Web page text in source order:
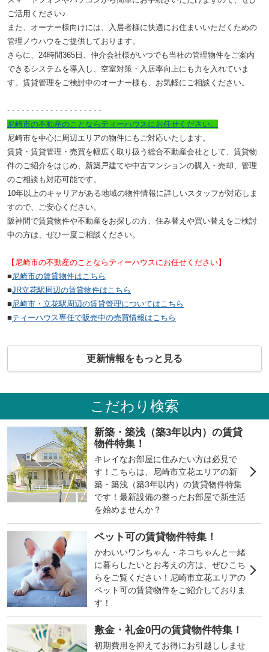
ご活用ください♪
また、オーナー様向けには、入居者様に快適にお住まいいただくための
管理ノウハウをご提供しております。
さらに、24時間365日、仲介会社様がいつでも当社の管理物件をご案内
できるシステムを導入し、空室対策・入居率向上にも力を入れていま
す。 賃貸管理をご検討中のオーナー様も、お気軽にご相談ください。
- - - - - - - - - - - - - - - - - - - -
尼崎市の不動産のことならティーハウスにお任せください。
尼崎市を中心に周辺エリアの物件にもご対応いたします。
賃貸・賃貸管理・売買を幅広く取り扱う総合不動産会社として、賃貸物
件のご紹介をはじめ、新築戸建てや中古マンションの購入・売却、管理
のご相談も対応可能です。
10年以上のキャリアがある地域の物件情報に詳しいスタッフが対応しま
すので、ご安心ください。
阪神間で賃貸物件や不動産をお探しの方、住み替えや買い替えをご検討
中の方は、ぜひ一度ご相談ください。
【尼崎市の不動産のことならティーハウスにお任せください】
■ 尼崎市の賃貸物件はこちら
■JR立花駅周辺の賃貸物件はこちら
■ 尼崎市・立花駅周辺の賃貸管理についてはこちら
■ティーハウス専任で販売中の売買情報はこちら
更新情報をもっと見る
こだわり検索
新築・築浅（築3年以内）の賃貸
物件特集！
キレイなお部屋に住みたい方は必見で
す！こちらは、尼崎市立花エリアの新
築・築浅（築3年以内）の賃貸物件特集
です！最新設備の整ったお部屋で新生活
を始めませんか？
ペット可の賃貸物件特集！
かわいいワンちゃん・ネコちゃんと一緒
に暮らしたいとお考えの方は、ぜひこち
らをご覧ください！尼崎市立花エリアの
ペット可の賃貸物件をご紹介しておりま
す！
敷金・礼金0円の賃貸物件特集！
初期費用を抑えてお得にお引越ししませ